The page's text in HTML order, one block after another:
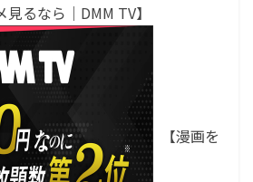
見るなら｜DMM TV】
【漫画を